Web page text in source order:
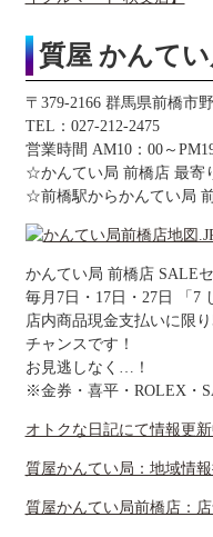
質屋 かんて
〒379-2166 群馬県前橋市
TEL：027-212-2475
営業時間 AM10：00～
☆かんてい局 前橋店 最寄
☆前橋駅からかんてい局
かんてい局 前橋店 SALE
毎月7日・17日・27日 「7
店内商品現金支払いに限
チャンスです！
お見逃しなく…！
※金券・喜平・ROLEX・
オトクな日記にて情報更
質屋かんてい局：地域情
質屋かんてい局前橋店：